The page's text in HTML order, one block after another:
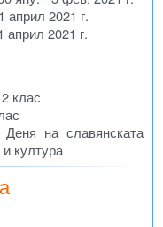
април 2021 г.
април 2021 г.
клас
на славянската
култура